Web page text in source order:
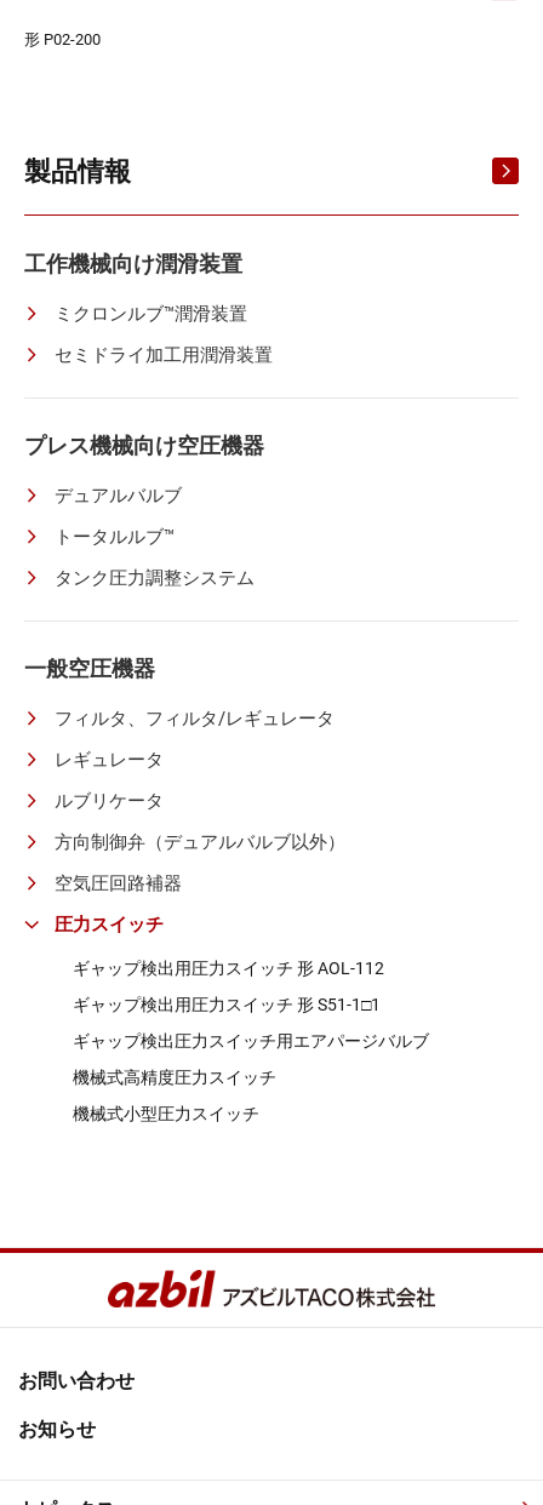
製品情報
工作機械向け潤滑装置
ミクロンルブ™潤滑装置
セミドライ加工用潤滑装置
プレス機械向け空圧機器
デュアルバルブ
トータルルブ™
タンク圧力調整システム
一般空圧機器
フィルタ、フィルタ/レギュレータ
レギュレータ
ルブリケータ
方向制御弁（デュアルバルブ以外）
空気圧回路補器
圧力スイッチ
ギャップ検出用圧力スイッチ 形 AOL-112
ギャップ検出用圧力スイッチ 形 S51-1□1
ギャップ検出圧力スイッチ用エアパージバルブ
機械式高精度圧力スイッチ
機械式小型圧力スイッチ
形 P02-200
お問い合わせ
お知らせ